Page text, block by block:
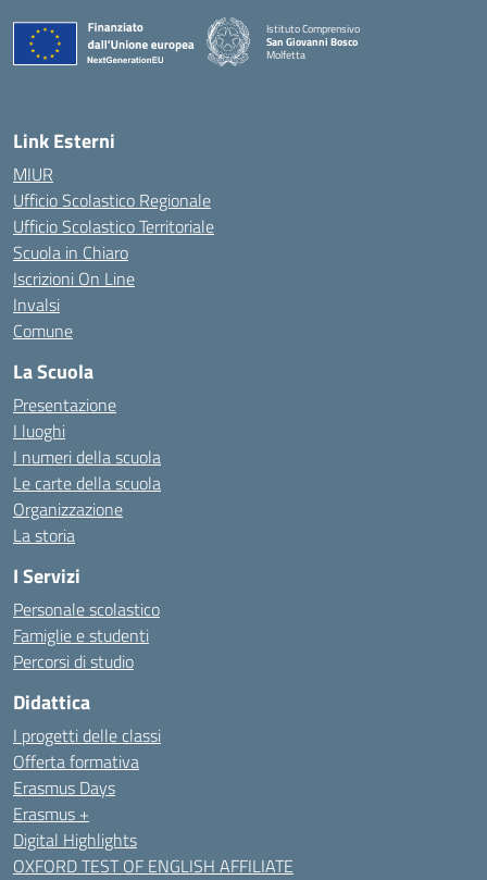
Istituto Comprensivo
San Giovanni Bosco
Molfetta
Link Esterni
MIUR
Ufficio Scolastico Regionale
Ufficio Scolastico Territoriale
Scuola in Chiaro
Iscrizioni On Line
Invalsi
Comune
La Scuola
Presentazione
I luoghi
I numeri della scuola
Le carte della scuola
Organizzazione
La storia
I Servizi
Personale scolastico
Famiglie e studenti
Percorsi di studio
Didattica
I progetti delle classi
Offerta formativa
Erasmus Days
Erasmus +
Digital Highlights
OXFORD TEST OF ENGLISH AFFILIATE